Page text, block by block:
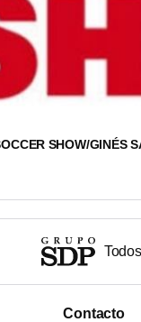
SHOW/GINÉS
Contacto